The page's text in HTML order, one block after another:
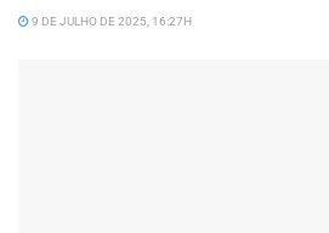
9 DE JULHO DE 2025, 16:27H